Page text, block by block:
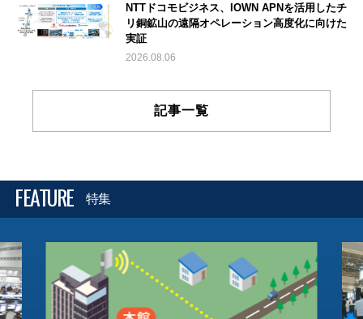
NTTドコモビジネス、IOWN APNを活用したチ
リ銅鉱山の遠隔オペレーション高度化に向けた
実証
2026.08.06
記事一覧
FEATURE 特集